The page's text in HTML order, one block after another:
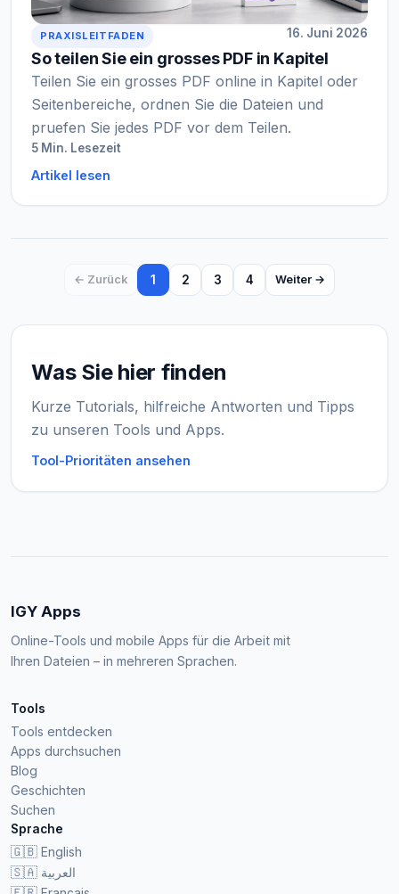
PRAXISLEITFADEN 16. Juni 2026
So teilen Sie ein grosses PDF in Kapitel
Teilen Sie ein grosses PDF online in Kapitel oder
Seitenbereiche, ordnen Sie die Dateien und
pruefen Sie jedes PDF vor dem Teilen.
5 Min. Lesezeit
Artikel lesen
← Zurück 1 2 3 4 Weiter →
Was Sie hier finden
Kurze Tutorials, hilfreiche Antworten und Tipps
zu unseren Tools und Apps.
Tool-Prioritäten ansehen
IGY Apps
Online-Tools und mobile Apps für die Arbeit mit
Ihren Dateien – in mehreren Sprachen.
Tools
Tools entdecken
Apps durchsuchen
Blog
Geschichten
Suchen
Sprache
🇬🇧 English
🇸🇦 العربية